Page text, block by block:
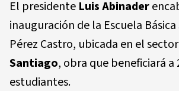
El presidente Luis Abinader
inauguración de la Escuela
Pérez Castro, ubicada en el
Santiago, obra que beneficiará a
estudiantes.